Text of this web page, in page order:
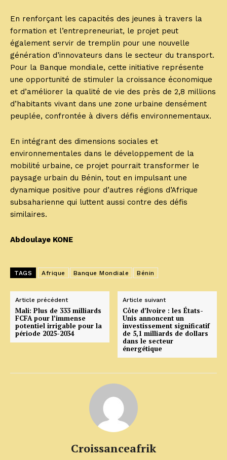
En renforçant les capacités des jeunes à travers la
formation et l’entrepreneuriat, le projet peut
également servir de tremplin pour une nouvelle
génération d’innovateurs dans le secteur du transport.
Pour la Banque mondiale, cette initiative représente
une opportunité de stimuler la croissance économique
et d’améliorer la qualité de vie des près de 2,8 millions
d’habitants vivant dans une zone urbaine densément
peuplée, confrontée à divers défis environnementaux.
En intégrant des dimensions sociales et
environnementales dans le développement de la
mobilité urbaine, ce projet pourrait transformer le
paysage urbain du Bénin, tout en impulsant une
dynamique positive pour d’autres régions d’Afrique
subsaharienne qui luttent aussi contre des défis
similaires.
Abdoulaye KONE
TAGS Afrique Banque Mondiale Bénin
Article précédent
Mali: Plus de 333 milliards
FCFA pour l’immense
potentiel irrigable pour la
période 2025-2034
Article suivant
Côte d’Ivoire : les États-
Unis annoncent un
investissement significatif
de 5,1 milliards de dollars
dans le secteur
énergétique
Croissanceafrik